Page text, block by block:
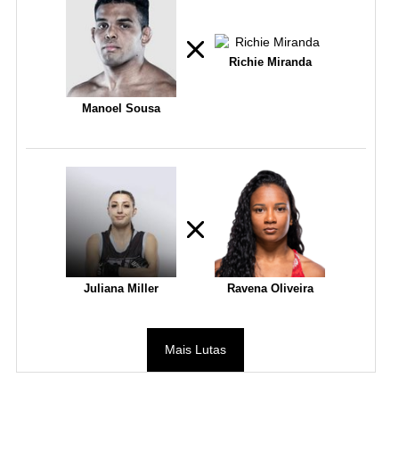
Manoel Sousa
Richie Miranda
Juliana Miller Ravena Oliveira
Mais Lutas